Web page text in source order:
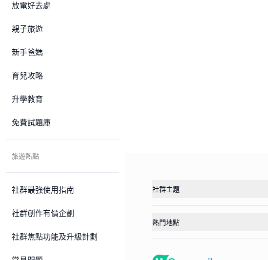
放電好去處
親子旅遊
新手爸媽
育兒攻略
升學教育
免費試題庫
旅遊熱點
社群最強使用指南
社群創作有價企劃
社群焦點功能及升級計劃
社群主題
熱門地點